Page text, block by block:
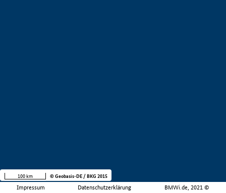
Impressum Datenschutzerklärung BMWi.de, 2021 ©
100 km © Geobasis-DE / BKG 2015